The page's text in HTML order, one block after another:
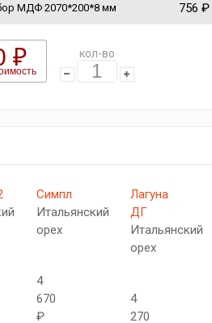
МДФ 2070*200*8 мм 756 ₽
₽ кол-во
Симпл
Итальянский
орех
4
670
₽
Лагуна
ДГ
Итальянский
орех
4
270